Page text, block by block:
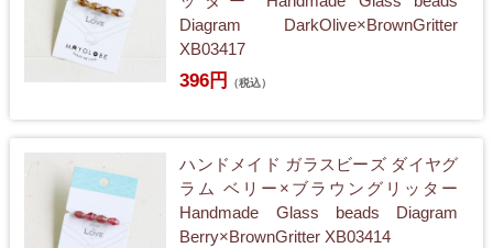
Diagram DarkOlive×BrownGritter
XB03417
396円 （税込）
ハンドメイド ガラスビーズ ダイヤグ
ラム ベリー×ブラウングリッター
Handmade Glass beads Diagram
Berry×BrownGritter XB03414